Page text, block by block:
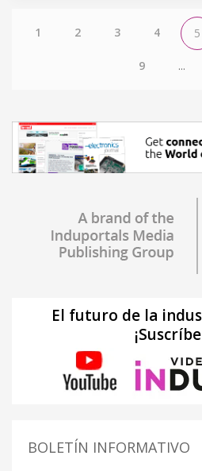
1 2 3 4 5
9 ...
El futuro de la
BOLETÍN INFORMATIVO